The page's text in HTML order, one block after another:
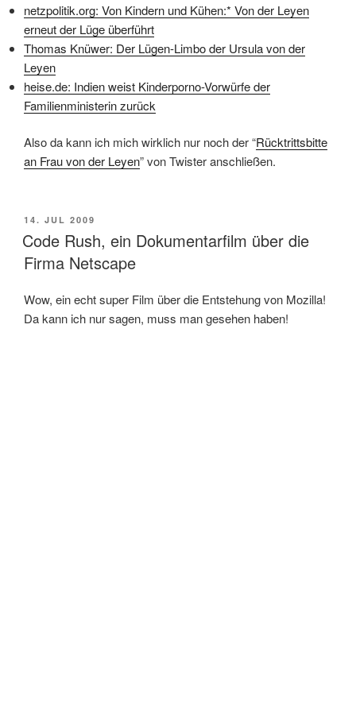
netzpolitik.org: Von Kindern und Kühen:* Von der Leyen
erneut der Lüge überführt
Thomas Knüwer: Der Lügen-Limbo der Ursula von der
Leyen
heise.de: Indien weist Kinderporno-Vorwürfe der
Familienministerin zurück
Also da kann ich mich wirklich nur noch der “Rücktrittsbitte
an Frau von der Leyen” von Twister anschließen.
POSTED
ON
14. JUL 2009
Code Rush, ein Dokumentarfilm über die
Firma Netscape
Wow, ein echt super Film über die Entstehung von Mozilla!
Da kann ich nur sagen, muss man gesehen haben!